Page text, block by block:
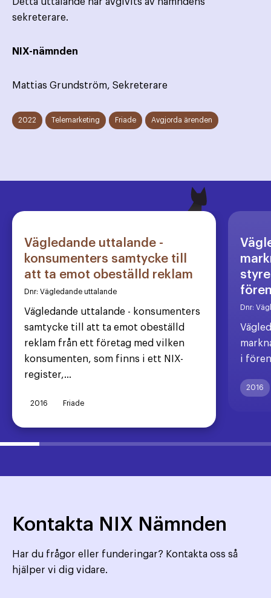
sekreterare.
NIX-nämnden
Mattias Grundström, Sekreterare
2022 Telemarketing Friade Avgjorda ärenden
Vägledande uttalande -
konsumenters samtycke till
att ta emot obeställd reklam
Dnr: Vägledande uttalande
Vägledande uttalande - konsumenters
samtycke till att ta emot obeställd
reklam från ett företag med vilken
konsumenten, som finns i ett NIX-
register,...
2016 Friade
Dnr:
i
2016
Kontakta NIX Nämnden
Har du frågor eller funderingar? Kontakta oss så
hjälper vi dig vidare.